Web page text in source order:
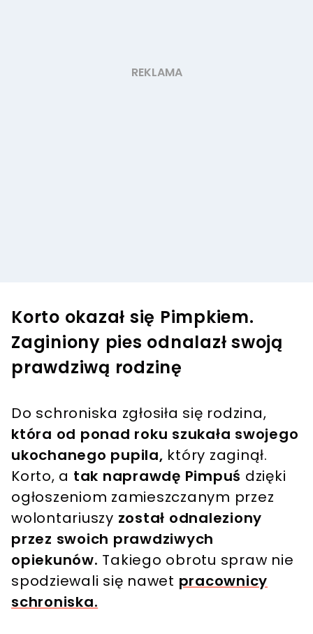
Korto okazał się Pimpkiem.
Zaginiony pies odnalazł swoją
prawdziwą rodzinę
Do schroniska zgłosiła się rodzina,
która od ponad roku szukała swojego
ukochanego pupila, który zaginął.
Korto, a tak naprawdę Pimpuś dzięki
ogłoszeniom zamieszczanym przez
wolontariuszy został odnaleziony
przez swoich prawdziwych
opiekunów. Takiego obrotu spraw nie
spodziewali się nawet pracownicy
schroniska.